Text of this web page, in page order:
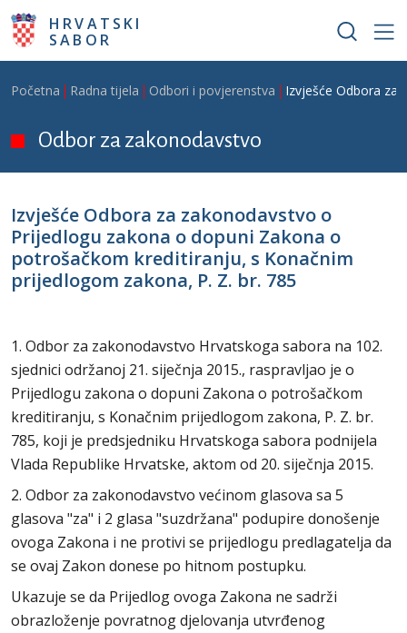
Skoči na glavni sadržaj
HRVATSKI
SABOR
Breadcrumb
Početna Radna tijela Odbori i povjerenstva Izvješće Odbora za
Odbor za zakonodavstvo
Izvješće Odbora za zakonodavstvo o
Prijedlogu zakona o dopuni Zakona o
potrošačkom kreditiranju, s Konačnim
prijedlogom zakona, P. Z. br. 785
1. Odbor za zakonodavstvo Hrvatskoga sabora na 102.
sjednici održanoj 21. siječnja 2015., raspravljao je o
Prijedlogu zakona o dopuni Zakona o potrošačkom
kreditiranju, s Konačnim prijedlogom zakona, P. Z. br.
785, koji je predsjedniku Hrvatskoga sabora podnijela
Vlada Republike Hrvatske, aktom od 20. siječnja 2015.
2. Odbor za zakonodavstvo većinom glasova sa 5
glasova "za" i 2 glasa "suzdržana" podupire donošenje
ovoga Zakona i ne protivi se prijedlogu predlagatelja da
se ovaj Zakon donese po hitnom postupku.
Ukazuje se da Prijedlog ovoga Zakona ne sadrži
obrazloženje povratnog djelovanja utvrđenog